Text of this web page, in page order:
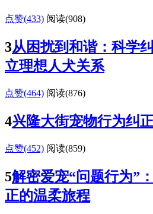
点赞(433) 阅读(908)
3从困扰到和谐：科学
立理想人犬关系
点赞(464) 阅读(876)
4兴隆大街宠物行为纠
点赞(452) 阅读(859)
5解密爱宠“问题行为”
正的温柔旅程